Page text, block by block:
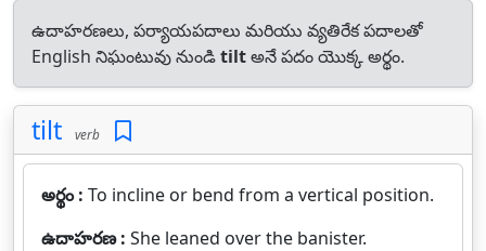
ఉదాహరణలు, పర్యాయపదాలు మరియు వ్యతిరేక పదాలతో
English నిఘంటువు నుండిtiltఅనే పదం యొక్క అర్థం.
tilt verb
అర్థం : To incline or bend from a vertical position.
ఉదాహరణ : She leaned over the banister.